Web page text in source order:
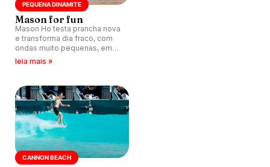
PEQUENA DINAMITE
Mason for fun
Mason Ho testa prancha nova
e transforma dia fraco, com
ondas muito pequenas, em
show criativo no Havaí.
leia mais »
CANNON BEACH